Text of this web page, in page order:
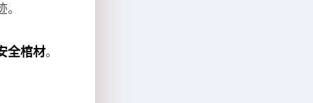
全棺材。